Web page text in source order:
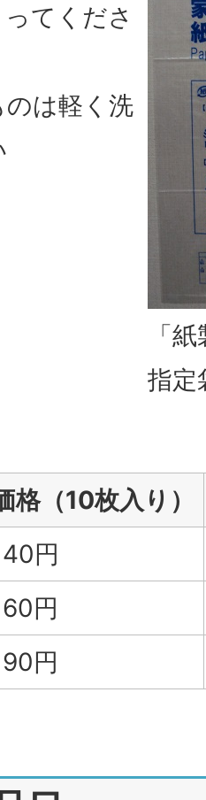
てくださ
は軽く洗
「
指定
格（10枚入り）
円
円
円